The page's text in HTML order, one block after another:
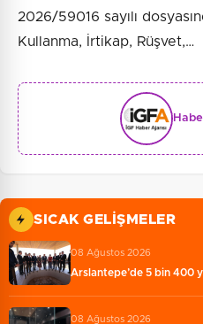
2026/59016 sayılı
Kullanma, İrtikap, Rüşvet,…
SICAK GELIŞMELER
08 Ağustos 2026
Arslantepe’de 5 bin 400
08 Ağustos 2026